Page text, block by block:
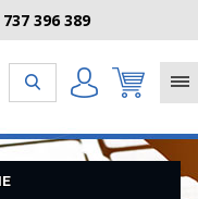
396 389